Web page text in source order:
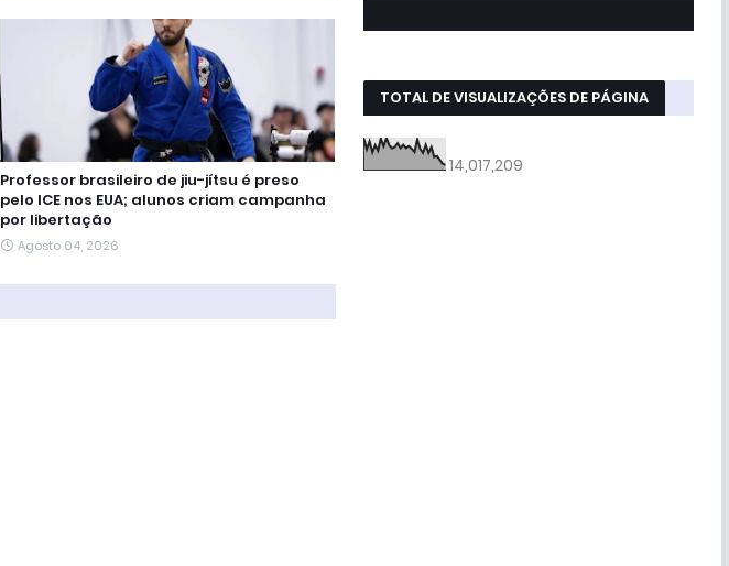
Professor brasileiro de jiu-jítsu é preso
pelo ICE nos EUA; alunos criam campanha
por libertação
Agosto 04, 2026
TOTAL DE VISUALIZAÇÕES DE PÁGINA
14,017,209